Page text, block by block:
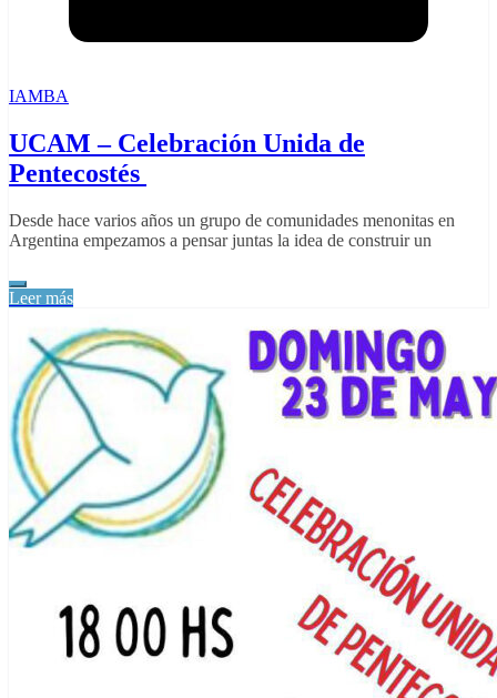
IAMBA
UCAM – Celebración Unida de
Pentecostés
Desde hace varios años un grupo de comunidades menonitas en
Argentina empezamos a pensar juntas la idea de construir un
Leer más